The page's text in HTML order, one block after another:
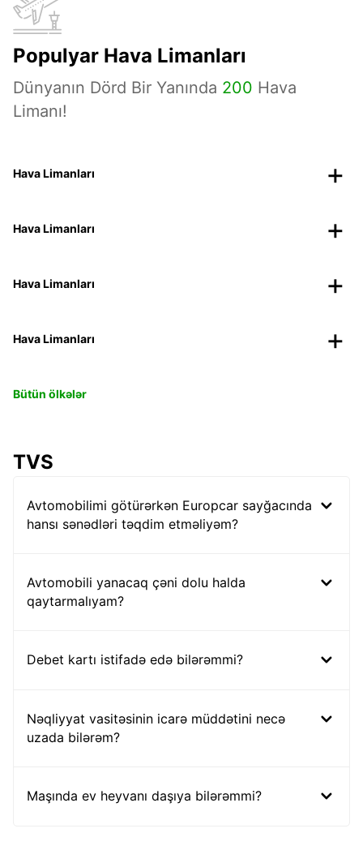
Populyar Hava Limanları
Dünyanın Dörd Bir Yanında 200 Hava
Limanı!
Hava Limanları
Hava Limanları
Hava Limanları
Hava Limanları
Bütün ölkələr
TVS
Avtomobilimi götürərkən Europcar sayğacında
hansı sənədləri təqdim etməliyəm?
Avtomobili yanacaq çəni dolu halda
qaytarmalıyam?
Debet kartı istifadə edə bilərəmmi?
Nəqliyyat vasitəsinin icarə müddətini necə
uzada bilərəm?
Maşında ev heyvanı daşıya bilərəmmi?